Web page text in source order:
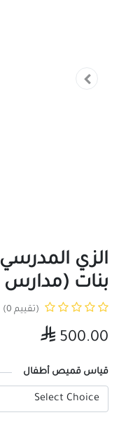
الزي
بنات (مدارس
(تقييم 0)
500.00
قياس قميص أطفال